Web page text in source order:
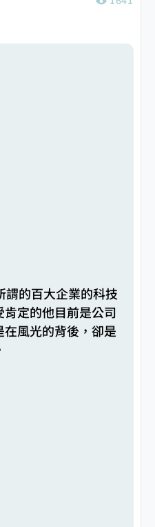
謂的百大企業的科技
定的他目前是公司
風光的背後，卻是